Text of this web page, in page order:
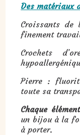
Des matériaux
Croissants de
finement
Crochets
Pierre :
toute sa
Chaque
un bijou à la
à porter.